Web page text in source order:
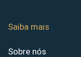
Saiba mais
Sobre nós